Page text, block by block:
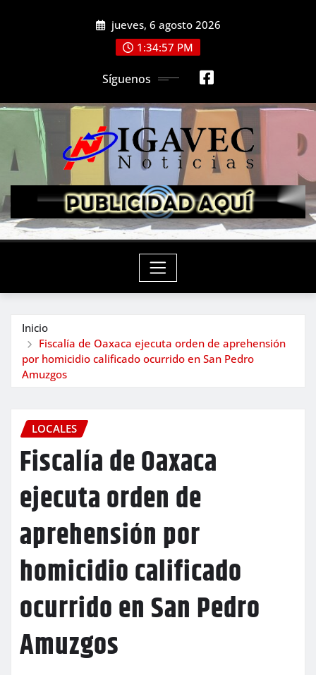
jueves, 6 agosto 2026
1:34:59 PM
Síguenos
Inicio
Fiscalía de Oaxaca ejecuta orden de aprehensión
por homicidio calificado ocurrido en San Pedro
Amuzgos
LOCALES
Fiscalía de Oaxaca
ejecuta orden de
aprehensión por
homicidio calificado
ocurrido en San Pedro
Amuzgos